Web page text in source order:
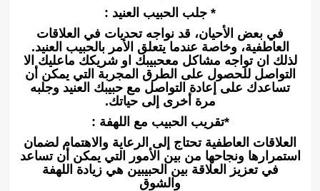
* جلب الحبيب العنيد :
في بعض الأحيان، قد نواجه تحديات في العلاقات
العاطفية، وخاصة عندما يتعلق الأمر بالحبيب العنيد.
لذلك ان تواجه مشاكل معحبيبك او شريكك ماعليك الا
التواصل للحصول على الطرق المجربة التي يمكن أن
تساعدك على إعادة التواصل مع حبيبك العنيد وجلبه
مرة أخرى إلى حياتك.
*تقريب الحبيب مع اللهفة :
العلاقات العاطفية تحتاج إلى الرعاية والاهتمام لضمان
استمرارها ونجاحها من بين الأمور التي يمكن أن تساعد
في تعزيز العلاقة بين الحبيبين هي زيادة اللهفة
والشوق